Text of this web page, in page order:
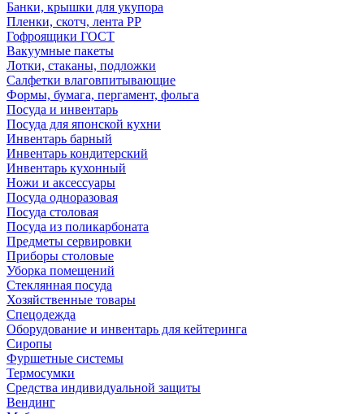
Банки, крышки для укупора
Пленки, скотч, лента РР
Гофроящики ГОСТ
Вакуумные пакеты
Лотки, стаканы, подложки
Салфетки влаговпитывающие
Формы, бумага, пергамент, фольга
Посуда и инвентарь
Посуда для японской кухни
Инвентарь барный
Инвентарь кондитерский
Инвентарь кухонный
Ножи и аксессуары
Посуда одноразовая
Посуда столовая
Посуда из поликарбоната
Предметы сервировки
Приборы столовые
Уборка помещений
Стеклянная посуда
Хозяйственные товары
Спецодежда
Оборудование и инвентарь для кейтеринга
Сиропы
Фуршетные системы
Термосумки
Средства индивидуальной защиты
Вендинг